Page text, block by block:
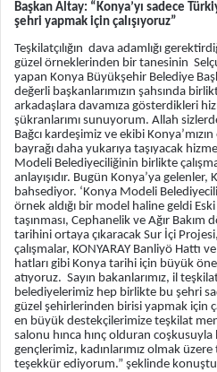
Başkan Altay: “Konya’yı sadece
şehri yapmak için çalışıyoruz”
Teşkilatçılığın dava adamlığı
güzel örneklerinden bir tanesinin
yapan Konya Büyükşehir Belediye
değerli başkanlarımızın şahsında
arkadaşlara davamıza gösterdikleri
şükranlarımı sunuyorum. Allah
Bağcı kardeşimiz ve ekibi
bayrağı daha yukarıya taşıyacak
Modeli Belediyeciliğinin birlikte
anlayışıdır. Bugün Konya’ya
bahsediyor. ‘Konya Modeli
örnek aldığı bir model haline geldi
taşınması, Cephanelik ve Ağır
tarihini ortaya çıkaracak Sur İçi
çalışmalar, KONYARAY Banliyö Hattı
hatları gibi Konya tarihi için büyük
atıyoruz. Sayın bakanlarımız, il
belediyelerimiz hep birlikte bu şehri
güzel şehirlerinden birisi yapmak için
en büyük destekçilerimize teşkilat
salonu hınca hınç olduran
gençlerimiz, kadınlarımız olmak
teşekkür ediyorum.” şeklinde